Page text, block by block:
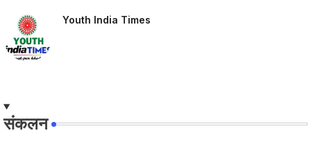
Youth India Times
संकलन